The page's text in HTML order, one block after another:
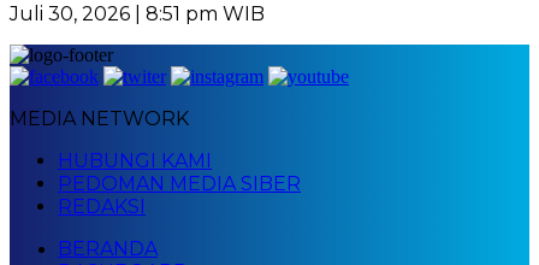
Juli 30, 2026 | 8:51 pm WIB
MEDIA NETWORK
HUBUNGI KAMI
PEDOMAN MEDIA SIBER
REDAKSI
BERANDA